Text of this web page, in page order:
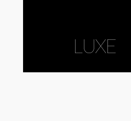
LUXE